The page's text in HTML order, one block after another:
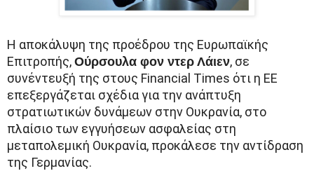
Η αποκάλυψη της προέδρου της Ευρωπαϊκής
Επιτροπής, Ούρσουλα φον ντερ Λάιεν, σε
συνέντευξή της στους Financial Times ότι η ΕΕ
επεξεργάζεται σχέδια για την ανάπτυξη
στρατιωτικών δυνάμεων στην Ουκρανία, στο
πλαίσιο των εγγυήσεων ασφαλείας στη
μεταπολεμική Ουκρανία, προκάλεσε την αντίδραση
της Γερμανίας.